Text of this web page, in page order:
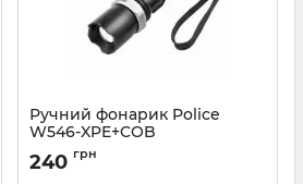
Ручний фонарик Police
W546-XPE+COB
Артикул:W546-XPE
240 грн